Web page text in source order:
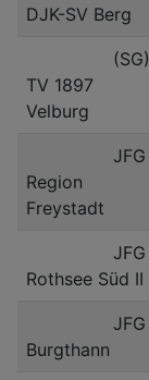
DJK-SV Berg
(SG)
TV 1897
Velburg
JFG
Region
Freystadt
JFG
Rothsee Süd II
JFG
Burgthann